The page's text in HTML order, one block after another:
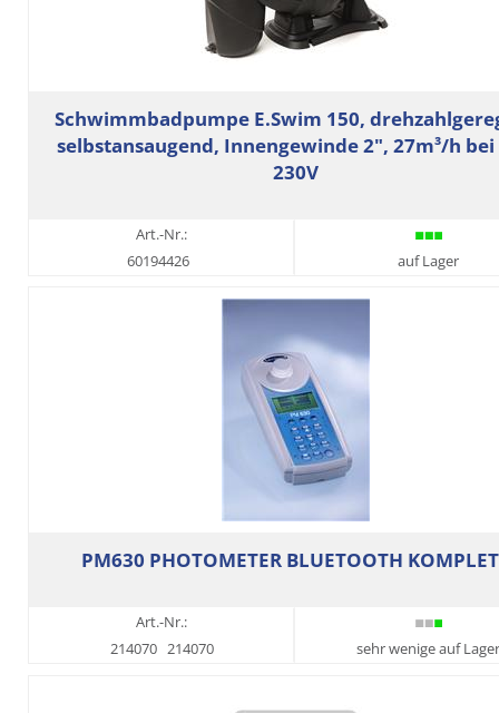
Schwimmbadpumpe E.Swim 150,
selbstansaugend, Innengewinde 2", 27m³/h bei
230V
Art.-Nr.:
60194426
auf Lager
PM630 PHOTOMETER BLUETOOTH
Art.-Nr.:
214070 214070 sehr wenige auf Lager